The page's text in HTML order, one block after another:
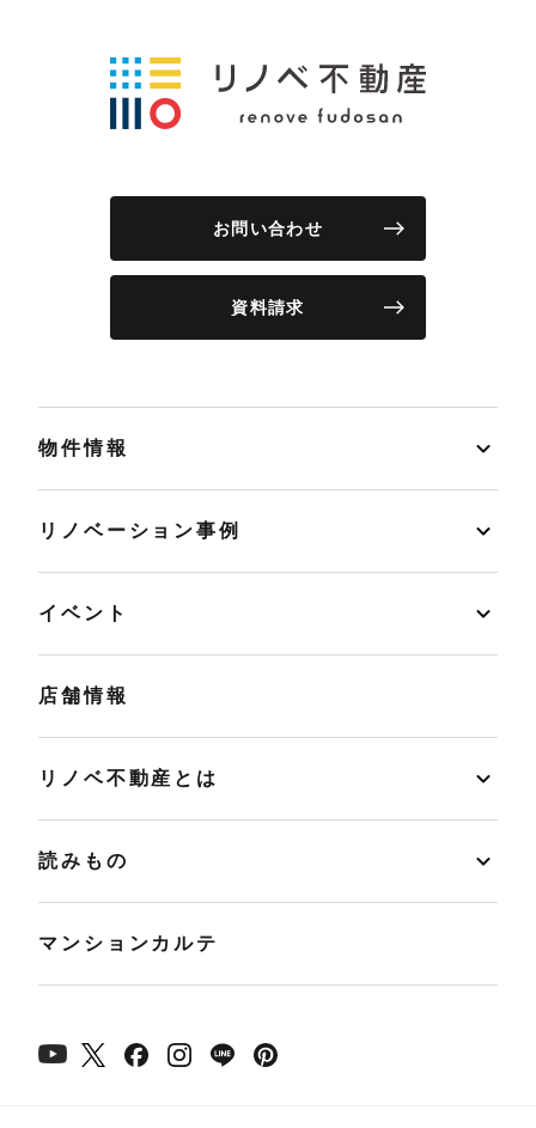
お問い合わせ
資料請求
物件情報
リノベーション事例
イベント
店舗情報
リノベ不動産とは
読みもの
マンションカルテ